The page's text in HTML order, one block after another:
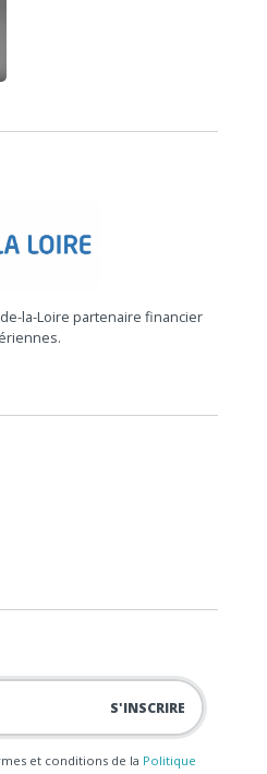
la-Loire partenaire financier
et conditions de la Politique